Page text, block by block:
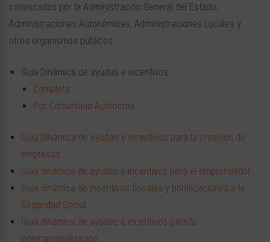
convocados por la Administración General del Estado,
Administraciones Autonómicas, Administraciones Locales y
otros organismos públicos.
Guía Dinámica de ayudas e incentivos
Completa
Por Comunidad Autónoma
Guía Dinámica de ayudas e incentivos para la creación de
empresas
Guía dinámica de ayudas e incentivos para el emprendedor​
Guía dinámica de incentivos fiscales y bonificaciones a la
Seguridad Social​
Guía dinámica de ayudas e incentivos para la
internacionalización